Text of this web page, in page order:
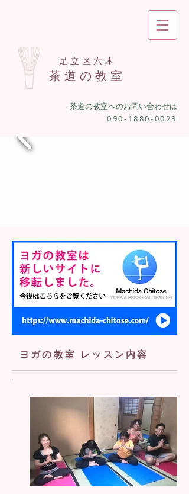
足立区六木
茶道の教室
茶道の教室へのお問い合わせは
090-1880-0029
ヨガの教室 レッスン内容